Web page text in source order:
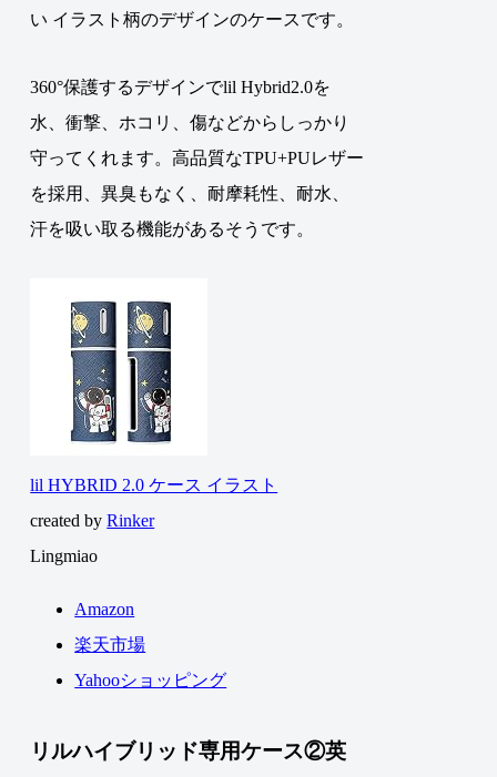
い イラスト柄のデザインのケースです。
360°保護するデザインでlil Hybrid2.0を
水、衝撃、ホコリ、傷などからしっかり
守ってくれます。高品質なTPU+PUレザー
を採用、異臭もなく、耐摩耗性、耐水、
汗を吸い取る機能があるそうです。
lil HYBRID 2.0 ケース イラスト
created byRinker
Lingmiao
Amazon
楽天市場
Yahooショッピング
リルハイブリッド専用ケース②英